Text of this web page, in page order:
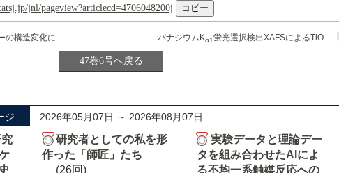
jnl/pageview?articlecd=4706048200j
バナジウムKα1蛍光選択検出XAFSによるTiO2表
MCM-41担持Ptナノクラスターの構造変化に関する研究
47巻6号へ戻る
ジ 2026年05月07日 ～ 2026年08月07日
研究者としての私を形
作った「師匠」たち
(26回)
実験データと理論デー
タを組み合わせたAIによ
る不均一系触媒反応への